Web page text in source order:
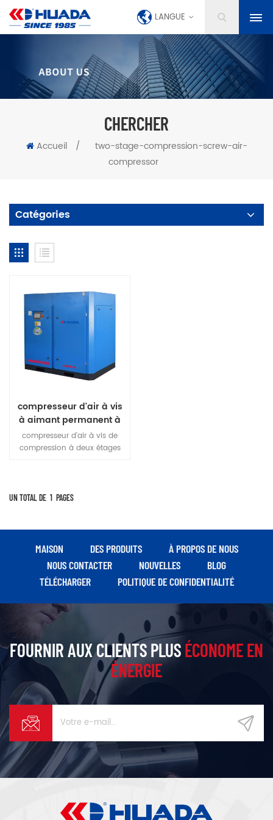
LANGUE
CHERCHER
Accueil /
two-stage-compression-screw-air-
compressor
Catégories
compresseur d'air à vis
à aimant permanent à
deux étages
compresseur d'air à vis de
compression à deux étages
le rendement volumétrique,
host.Two compression à un
étage au lieu d'une
de 15% augmentation du
déplacement, peut réaliser un
effet.
UN TOTAL DE 1 PAGES
MAISON DES PRODUITS
À PROPOS DE NOUS
NOUS CONTACTER
NOUVELLES
BLOG
TÉLÉCHARGER
POLITIQUE DE CONFIDENTIALITÉ
FOURNIR AUX CLIENTS PLUSÉCONOME EN
ÉNERGIE